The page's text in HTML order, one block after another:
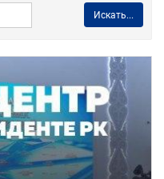
Искать...